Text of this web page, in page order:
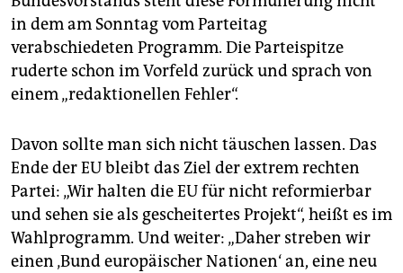
epaper login
in dem am Sonntag vom Parteitag
verabschiedeten Programm. Die Parteispitze
ruderte schon im Vorfeld zurück und sprach von
einem „redaktionellen Fehler“.
Davon sollte man sich nicht täuschen lassen. Das
Ende der EU bleibt das Ziel der extrem rechten
Partei: „Wir halten die EU für nicht reformierbar
und sehen sie als gescheitertes Projekt“, heißt es im
Wahlprogramm. Und weiter: „Daher streben wir
einen ‚Bund europäischer Nationen‘ an, eine neu